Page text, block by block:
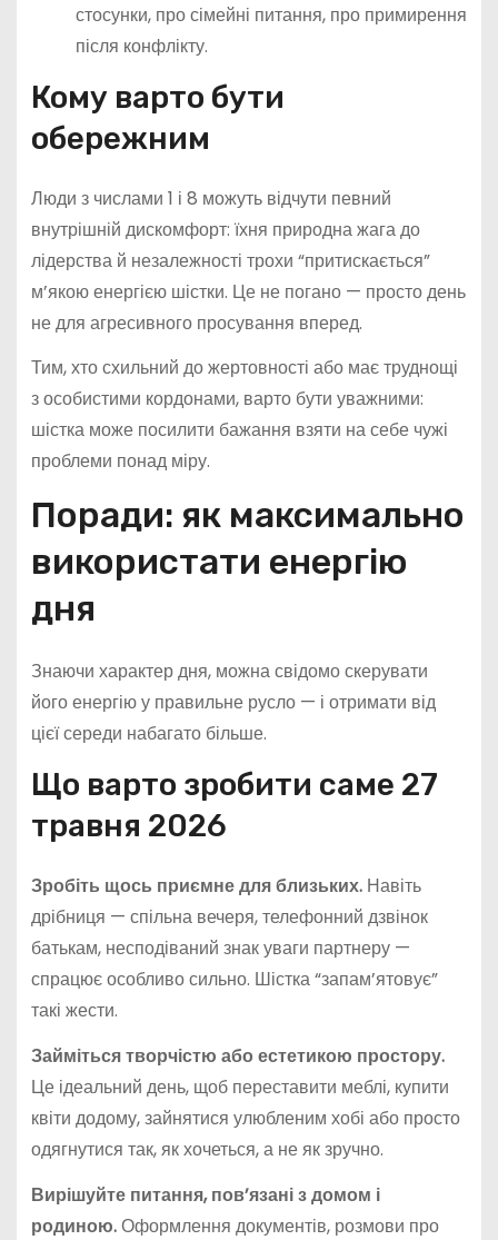
стосунки, про сімейні питання, про примирення
після конфлікту.
Кому варто бути
обережним
Люди з числами 1 і 8 можуть відчути певний
внутрішній дискомфорт: їхня природна жага до
лідерства й незалежності трохи “притискається”
м’якою енергією шістки. Це не погано — просто день
не для агресивного просування вперед.
Тим, хто схильний до жертовності або має труднощі
з особистими кордонами, варто бути уважними:
шістка може посилити бажання взяти на себе чужі
проблеми понад міру.
Поради: як максимально
використати енергію
дня
Знаючи характер дня, можна свідомо скерувати
його енергію у правильне русло — і отримати від
цієї середи набагато більше.
Що варто зробити саме 27
травня 2026
Зробіть щось приємне для близьких.Навіть
дрібниця — спільна вечеря, телефонний дзвінок
батькам, несподіваний знак уваги партнеру —
спрацює особливо сильно. Шістка “запам’ятовує”
такі жести.
Займіться творчістю або естетикою простору.
Це ідеальний день, щоб переставити меблі, купити
квіти додому, зайнятися улюбленим хобі або просто
одягнутися так, як хочеться, а не як зручно.
Вирішуйте питання, пов’язані з домом і
родиною.Оформлення документів, розмови про